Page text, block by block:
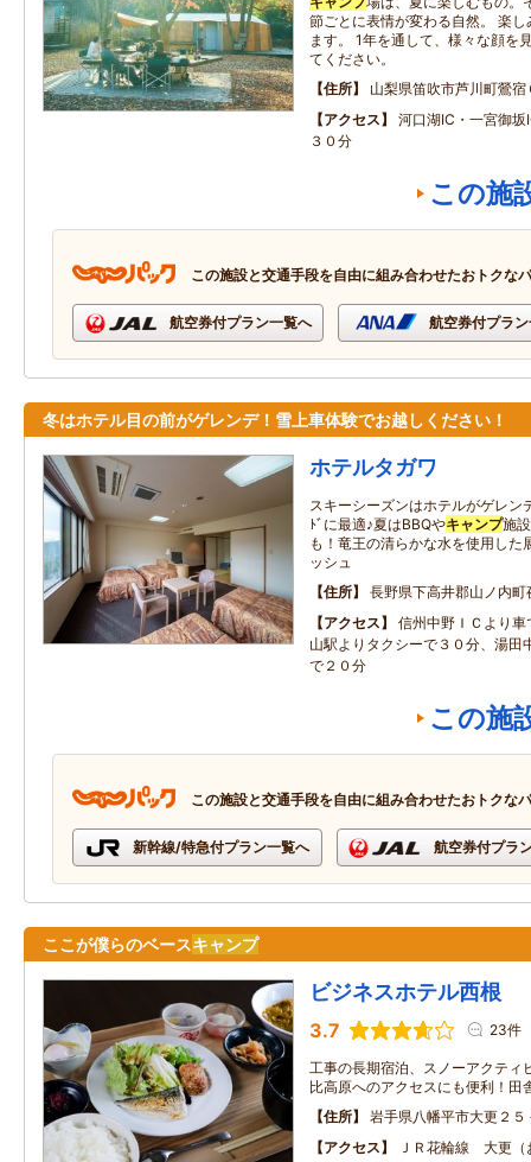
節ごとに表情が変わる自然。 楽
ます。 1年を通して、様々な顔を
てください。
住所
山梨県笛吹市芦川町鶯宿
アクセス
河口湖IC・一宮御
３０分
この施
この施設と交通手段を自由に組み合わせたおトクな
航空券付プラン一覧へ 航空券付プラ
冬はホテル目の前がゲレンデ！雪上車体験でお越しください！
ホテルタガワ
スキーシーズンはホテルがゲレン
ﾄﾞに最適♪夏はBBQやキャンプ施
も！竜王の清らかな水を使用した
ッシュ
住所
長野県下高井郡山ノ内
アクセス
信州中野ＩＣより
山駅よりタクシーで３０分、湯田
で２０分
この施
この施設と交通手段を自由に組み合わせたおトクな
新幹線/特急付プラン一覧へ 航空券付プラ
ここが僕らのベースキャンプ
ビジネスホテル西根
3.7 23件
工事の長期宿泊、スノーアクティ
比高原へのアクセスにも便利！田
住所
岩手県八幡平市大更２
アクセス
ＪＲ花輪線 大更（